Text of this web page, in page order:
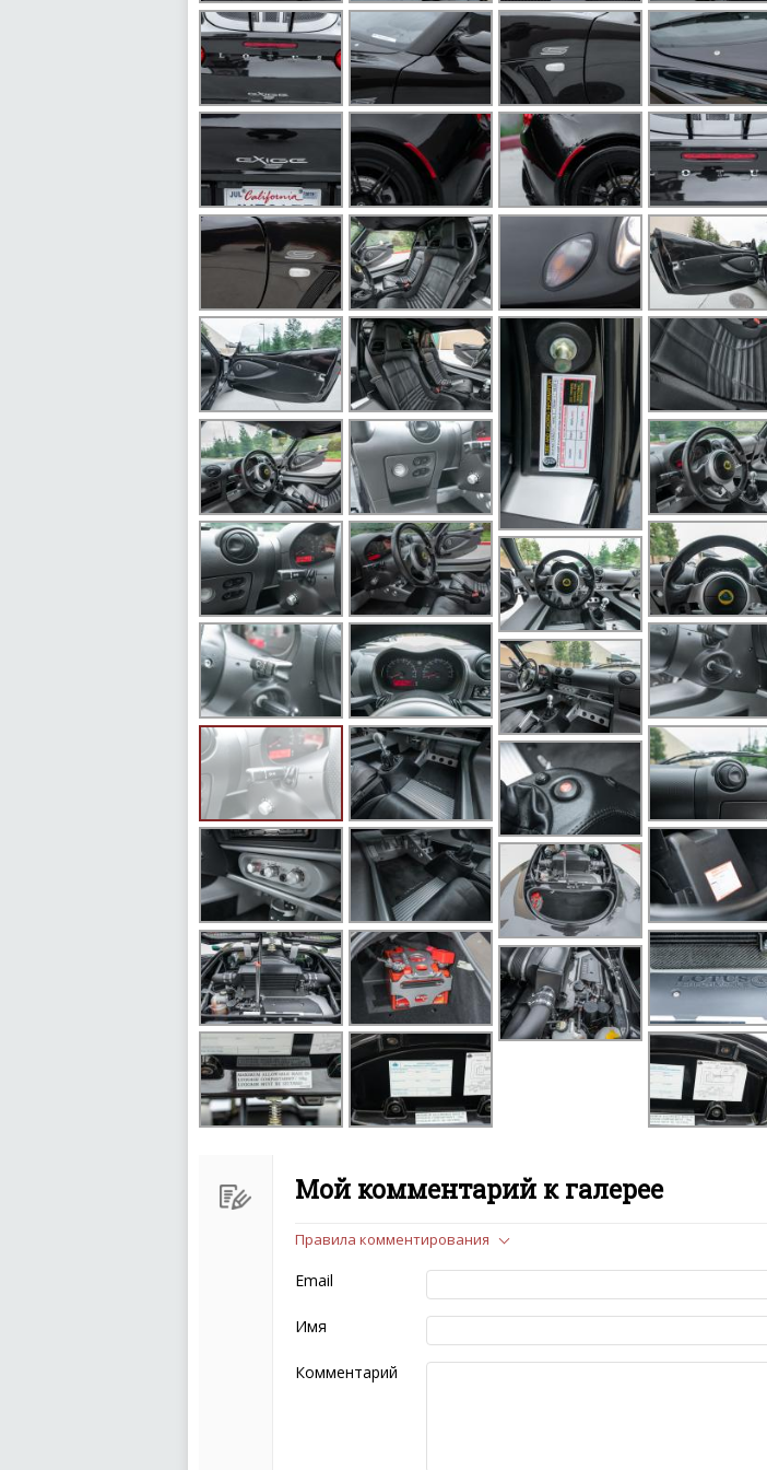
Мой комментарий к галерее
Чтобы ваш комментарий был опубликован на сайте, вам нужно
следующих правил:
Комментарий не может быть слишком короткой —
эмоциональных высказываний.
Не стоит отклоняться от предмета обсуждения.
Пожалуйста, не используйте в комментарие оскорбления и
также призывы к насилию и высказывания, направленные
Правила комментирования
Email
Имя
Комментарий